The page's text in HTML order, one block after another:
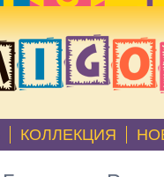
КОЛЛЕКЦИЯ